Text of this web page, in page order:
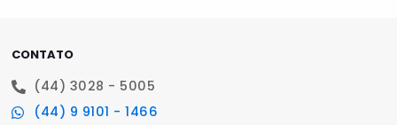
CONTATO
(44) 3028 - 5005
(44) 9 9101 - 1466